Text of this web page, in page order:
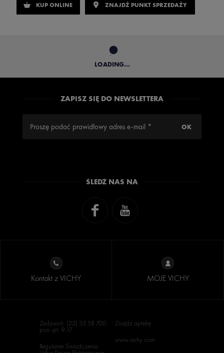
KUP ONLINE ZNAJDŹ PUNKT SPRZEDAŻY
LOADING...
ZAPISZ SIĘ DO NEWSLETTERA
ŚLEDŹ NAS NA
Kontakt z VICHY MOJE VICHY
Zadzwoń: (22) 33 58 700
pon.-pt. 9-17
Regulamin Świadczenia
Znajdź aptekę
www.vichy.com